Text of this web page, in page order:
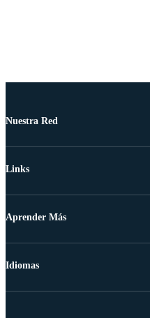
Nuestra Red
Links
Aprender Más
Idiomas